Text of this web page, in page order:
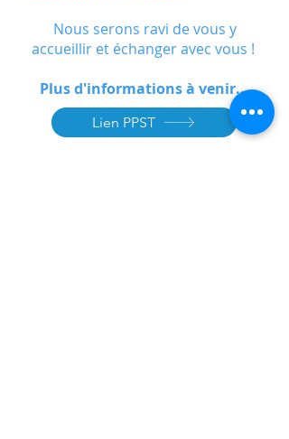
Nous serons ravi de vous y
accueillir et échanger avec vous !
Plus d'informations à venir...
Lien PPST